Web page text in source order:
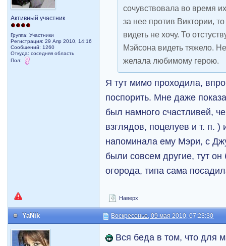
Активный участник
Группа: Участники
Регистрация: 29 Апр 2010, 14:16
Сообщений: 1260
Откуда: соседняя область
Пол:
сочувствовала во время
за нее против Виктории,
видеть не хочу. То
Мэйсона видеть тяжело.
желала любимому герою.
Я тут мимо проходила,
поспорить. Мне даже
был намного счастливей,
взглядов, поцелуев и т. п.
напоминала ему Мэри, с
были совсем другие, тут
огорода, типа сама
Наверх
YaNik Воскресенье, 09 мая 2010, 07:23:30
Вся беда в том, что для